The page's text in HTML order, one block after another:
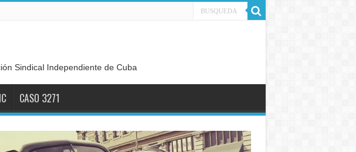
Sindical Independiente de Cuba
CASO 3271